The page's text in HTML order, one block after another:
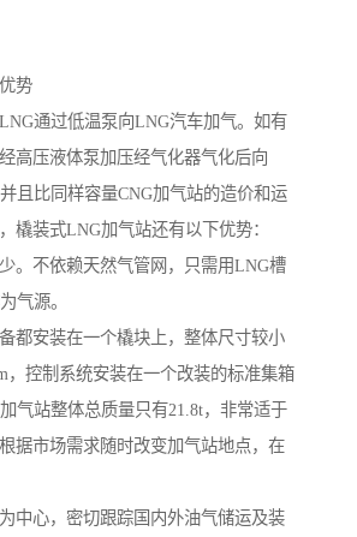
势
通过低温泵向LNG汽车加气。如有
高压液体泵加压经气化器气化后向
且比同样容量CNG加气站的造价和运
橇装式LNG加气站还有以下优势：
。不依赖天然气管网，只需用LNG槽
气源。
都安装在一个橇块上，整体尺寸较小
，控制系统安装在一个改装的标准集箱
气站整体总质量只有21.8t，非常适于
据市场需求随时改变加气站地点，在
中心，密切跟踪国内外油气储运及装